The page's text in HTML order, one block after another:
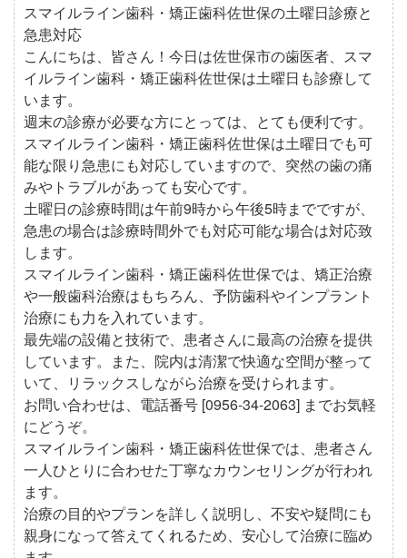
スマイルライン歯科・矯正歯科佐世保の土曜日診療と
急患対応
こんにちは、皆さん！今日は佐世保市の歯医者、スマ
イルライン歯科・矯正歯科佐世保は土曜日も診療して
います。
週末の診療が必要な方にとっては、とても便利です。
スマイルライン歯科・矯正歯科佐世保は土曜日でも可
能な限り急患にも対応していますので、突然の歯の痛
みやトラブルがあっても安心です。
土曜日の診療時間は午前9時から午後5時までですが、
急患の場合は診療時間外でも対応可能な場合は対応致
します。
スマイルライン歯科・矯正歯科佐世保では、矯正治療
や一般歯科治療はもちろん、予防歯科やインプラント
治療にも力を入れています。
最先端の設備と技術で、患者さんに最高の治療を提供
しています。また、院内は清潔で快適な空間が整って
いて、リラックスしながら治療を受けられます。
お問い合わせは、電話番号 [0956-34-2063] までお気軽
にどうぞ。
スマイルライン歯科・矯正歯科佐世保では、患者さん
一人ひとりに合わせた丁寧なカウンセリングが行われ
ます。
治療の目的やプランを詳しく説明し、不安や疑問にも
親身になって答えてくれるため、安心して治療に臨め